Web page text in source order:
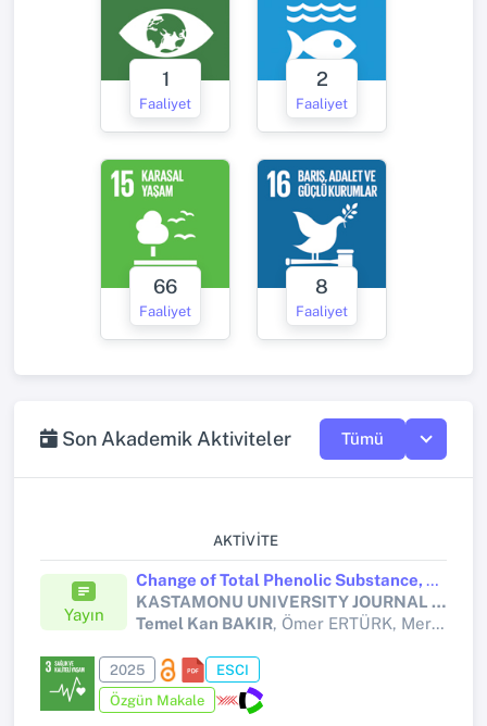
1
Faaliyet
2
Faaliyet
66
Faaliyet
8
Faaliyet
Son Akademik Aktiviteler Tümü
AKTIVITE
Yayın
Change of Total Phenolic Substance, Total Flavonoid Substance, Ergothioneine Concentration, Antioxidant and Antibacterial Properties in Edible Mushrooms Under The Influence of UV-B Radiation
KASTAMONU UNIVERSITY JOURNAL OF FORESTRY FACULTY
Temel Kan BAKIR, Ömer ERTÜRK, Mertcan KARADENİZ, Sabri ÜNAL, Rıfat Sami SANCI
2025
ESCI
Özgün Makale